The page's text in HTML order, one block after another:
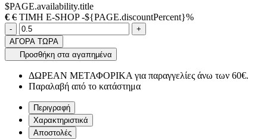
$PAGE.availability.title
€ € ΤΙΜΗ E-SHOP -${PAGE.discountPercent}%
Ποσότητα
-product.increase.quantity +
ΑΓΟΡΑ ΤΩΡΑ
Προσθήκη στα αγαπημένα
ΔΩΡΕΑΝ ΜΕΤΑΦΟΡΙΚΑ για παραγγελίες άνω των 60€.
Παραλαβή από το κατάστημα
Περιγραφή
Χαρακτηριστικά
Αποστολές